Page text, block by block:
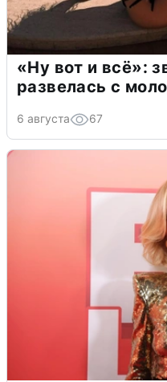
«Ну вот и всё»:
развелась с
6 августа 67